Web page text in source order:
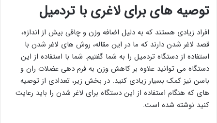
توصیه های برای لاغری با تردمیل
افراد زیادی هستند که به دلیل اضافه وزن و چاقی بیش از اندازه،
قصد لاغر شدن دارند که ما در این مقاله، روش های لاغر شدن با
استفاده از دستگاه تردمیل را به شما گفتیم. شما با استفاده از این
دستگاه می توانید علاوه بر کاهش وزن به فرم دهی عضلات ران و
باسن نیز کمک بسیار زیادی کنید. در بخش زیر، تعدادی از توصیه
های که هنگام استفاده از این دستگاه برای لاغر شدن را باید رعایت
کنید نوشته شده است.